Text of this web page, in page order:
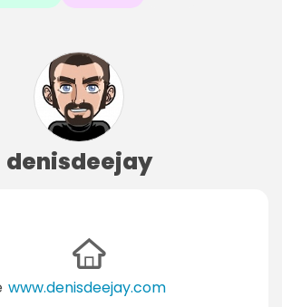
denisdeejay
www.denisdeejay.com